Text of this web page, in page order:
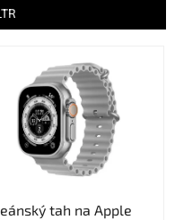
tah na Apple